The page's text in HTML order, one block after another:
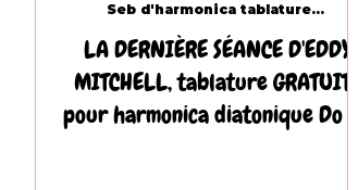
LA DERNIÈRE SÉANCE D'EDDY
MITCHELL, tablature GRATUITE
pour harmonica diatonique Do / C
Seb d'harmonica tablatures.com